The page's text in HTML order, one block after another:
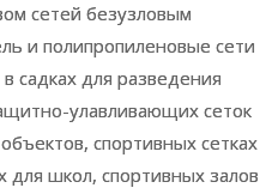
сетей безузловым
и полипропиленовые сети
садках для разведения
улавливающих сеток
спортивных сетках
для школ, спортивных залов
сетей безузловым
и полипропиленовые сети
садках для разведения
улавливающих сеток
спортивных сетках
для школ, спортивных залов